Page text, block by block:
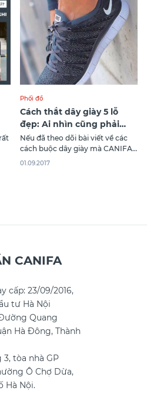
điều mà các vị phụ huynh phải
lưu tâm rồi. Năm 2017, tập đoàn
Phối đồ
Cách thắt dây giày 5 lỗ
đẹp: Ai nhìn cũng phải
“chết mê”
Nếu đã theo dõi bài viết về các
cách buộc dây giày mà CANIFA
đã viết trước đây thì bạn có thể
01.09.2017
CANIFA
cấp: 23/09/2016,
tư Hà Nội
Quang
Hà Đông, Thành
3, tòa nhà GP
Ô Chợ Dừa,
Hà Nội.